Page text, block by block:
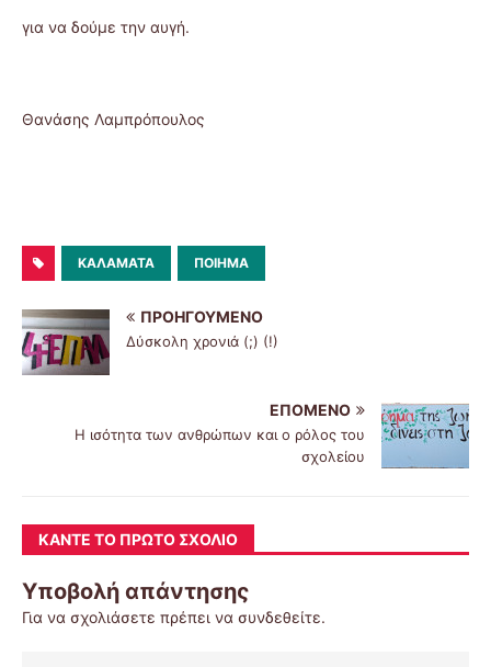
για να δούμε την αυγή.
Θανάσης Λαμπρόπουλος
ΚΑΛΑΜΆΤΑ ΠΟΊΗΜΑ
ΠΡΟΗΓΟΎΜΕΝΟ
Δύσκολη χρονιά (;) (!)
ΕΠΌΜΕΝΟ
Η ισότητα των ανθρώπων και ο ρόλος του
σχολείου
ΚΆΝΤΕ ΤΟ ΠΡΏΤΟ ΣΧΌΛΙΟ
Υποβολή απάντησης
Για να σχολιάσετε πρέπει να συνδεθείτε.